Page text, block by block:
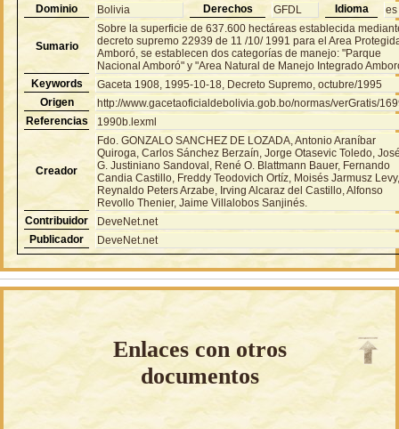
Dominio Bolivia Derechos GFDL Idioma es
Sumario
Sobre la superficie de 637.600 hectáreas establecida
decreto supremo 22939 de 11 /10/ 1991 para el Area
Amboró, se establecen dos categorías de manejo: "Parque
Nacional Amboró" y "Area Natural de Manejo Integrado
Keywords
Gaceta 1908, 1995-10-18, Decreto Supremo, octubre/1995
Origen
http://www.gacetaoficialdebolivia.gob.bo/normas/verGratis/
Referencias
1990b.lexml
Creador
Fdo. GONZALO SANCHEZ DE LOZADA, Antonio Araníbar
Quiroga, Carlos Sánchez Berzaín, Jorge Otasevic Toledo,
G. Justiniano Sandoval, René O. Blattmann Bauer, Fernando
Candia Castillo, Freddy Teodovich Ortíz, Moisés Jarmusz
Reynaldo Peters Arzabe, Irving Alcaraz del Castillo, Alfonso
Revollo Thenier, Jaime Villalobos Sanjinés.
Contribuidor
DeveNet.net
Publicador
DeveNet.net
Enlaces con otros
documentos